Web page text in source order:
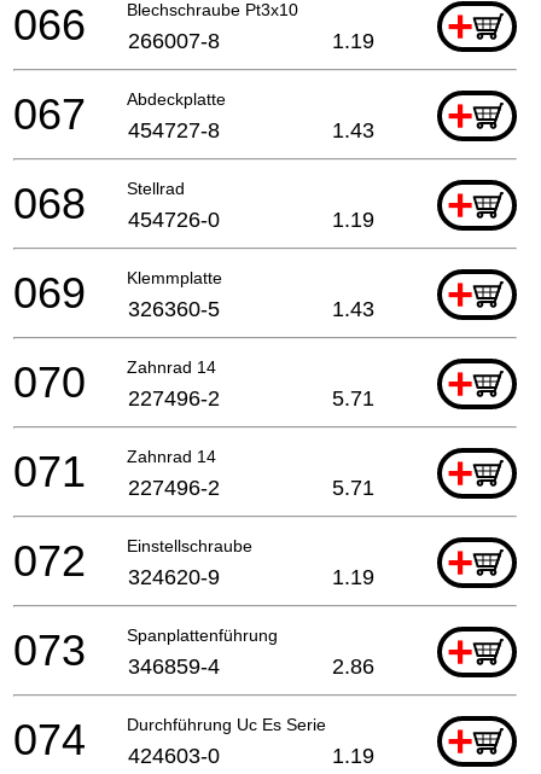
Blechschraube Pt3x10 +
066 266007-8 1.19
Abdeckplatte +
067 454727-8 1.43
Stellrad +
068 454726-0 1.19
Klemmplatte +
069 326360-5 1.43
Zahnrad 14 +
070 227496-2 5.71
Zahnrad 14 +
071 227496-2 5.71
Einstellschraube +
072 324620-9 1.19
Spanplattenführung +
073 346859-4 2.86
Durchführung Uc Es Serie +
074 424603-0 1.19